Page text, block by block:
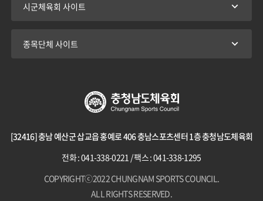
시군체육회 사이트
종목단체 사이트
[32416] 충남 예산군 삽교읍 홍예로 406 충남스포츠센터 1층 충청남도체육회
전화 : 041-338-0221 / 팩스 : 041-338-1295
COPYRIGHTⓒ2022 CHUNGNAM SPORTS COUNCIL.
ALL RIGHTS RESERVED.